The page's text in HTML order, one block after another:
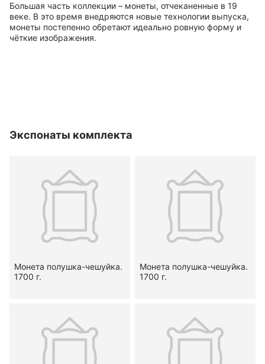
Большая часть коллекции – монеты, отчеканенные в 19
веке. В это время внедряются новые технологии выпуска,
монеты постепенно обретают идеально ровную форму и
чёткие изображения.
Экспонаты комплекта
Монета полушка-чешуйка.
1700 г.
Монета полушка-чешуйка.
1700 г.